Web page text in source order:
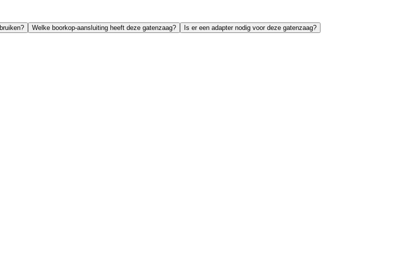
Welke boorkop-aansluiting heeft deze gatenzaag?
Is er een adapter nodig voor deze gatenzaag?